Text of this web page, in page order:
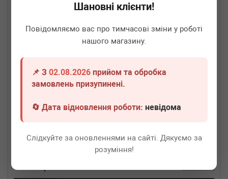
Шановні клієнти!
Повідомляємо вас про тимчасові зміни у роботі
нашого магазину.
📌 З02.08.2026 прийом та обробка
замовлень призупинені.
🔄 Дата відновлення роботи:невідома
Слідкуйте за оновленнями на сайті. Дякуємо за
розуміння!
364-200
Гофра глушника MB Sprinter/VW LT (64x200)
1 260